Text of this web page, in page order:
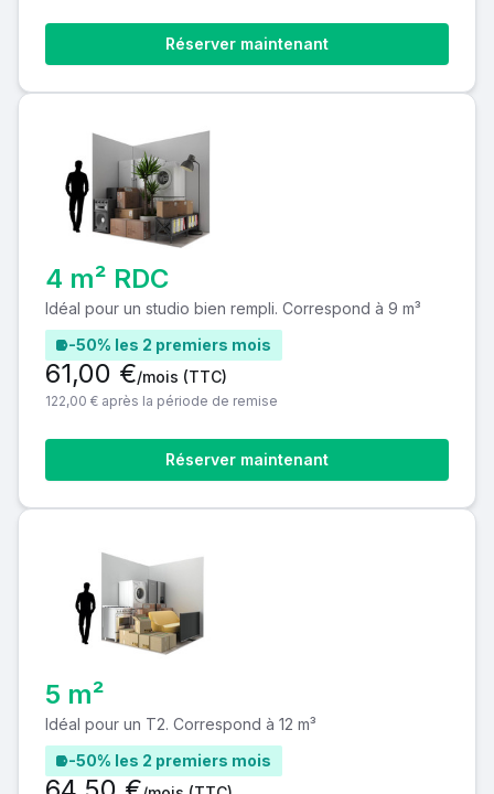
Réserver maintenant
4 m² RDC
Idéal pour un studio bien rempli. Correspond à 9 m³
-50% les 2 premiers mois
Réserver maintenant
61,00 €/mois (TTC)
122,00 € après la période de remise
5 m²
Idéal pour un T2. Correspond à 12 m³
-50% les 2 premiers mois